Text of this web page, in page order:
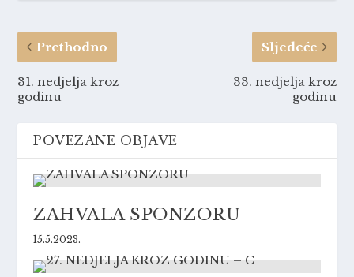
Prethodno
31. nedjelja kroz
godinu
Sljedeće
33. nedjelja kroz
godinu
POVEZANE OBJAVE
ZAHVALA SPONZORU
15.5.2023.